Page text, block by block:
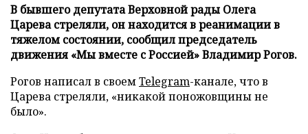
В бывшего депутата Верховной рады Олега
Царева стреляли, он находится в реанимации в
тяжелом состоянии, сообщил председатель
движения «Мы вместе с Россией» Владимир Рогов.
Рогов написал в своемTelegram-канале, что в
Царева стреляли, «никакой поножовщины не
было».